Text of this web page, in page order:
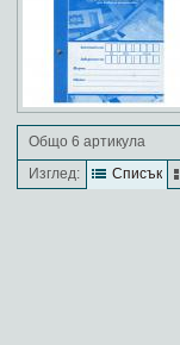
Общо 6 артикула
Изглед:
Списък